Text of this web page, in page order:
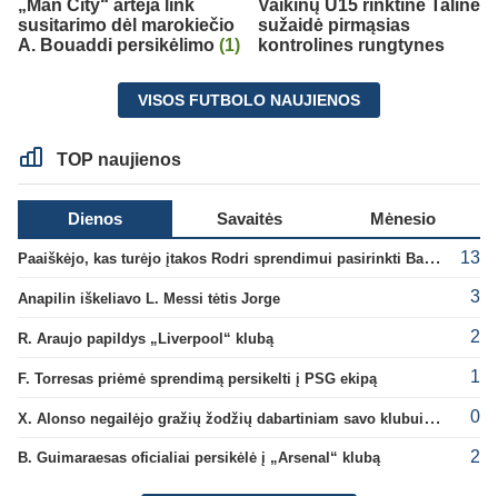
„Man City“ artėja link
susitarimo dėl marokiečio
A. Bouaddi persikėlimo (1)
Vaikinų U15 rinktinė Taline
sužaidė pirmąsias
kontrolines rungtynes
VISOS FUTBOLO NAUJIENOS
TOP naujienos
Dienos Savaitės Mėnesio
Paaiškėjo, kas turėjo įtakos Rodri sprendimui pasirinkti Barselonos pusę 13
Anapilin iškeliavo L. Messi tėtis Jorge 3
R. Araujo papildys „Liverpool“ klubą 2
F. Torresas priėmė sprendimą persikelti į PSG ekipą 1
X. Alonso negailėjo gražių žodžių dabartiniam savo klubui „Chelsea“ 0
B. Guimaraesas oficialiai persikėlė į „Arsenal“ klubą 2